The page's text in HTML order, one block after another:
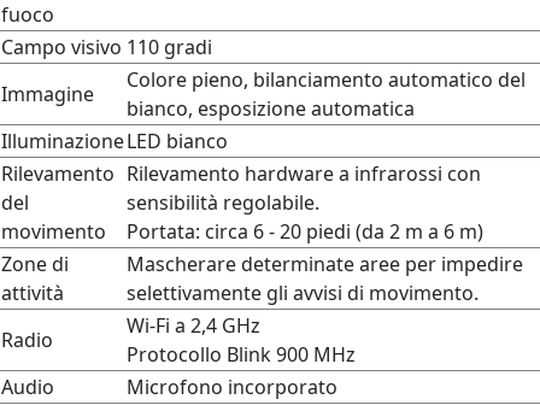
fuoco
Campo visivo 110 gradi
Immagine
Colore pieno, bilanciamento automatico del
bianco, esposizione automatica
IlluminazioneLED bianco
Rilevamento
del
movimento
Rilevamento hardware a infrarossi con
sensibilità regolabile.
Portata: circa 6 - 20 piedi (da 2 m a 6 m)
Zone di
attività
Mascherare determinate aree per impedire
selettivamente gli avvisi di movimento.
Radio
Wi-Fi a 2,4 GHz
Protocollo Blink 900 MHz
Audio
Microfono incorporato